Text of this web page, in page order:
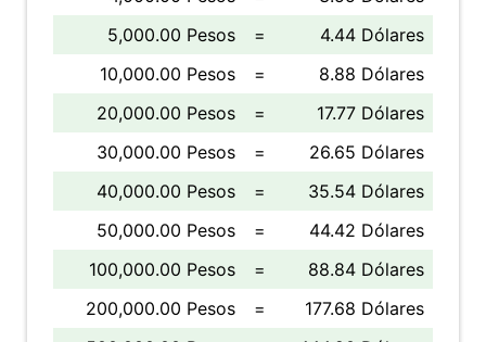
5,000.00 Pesos
=
4.44 Dólares
10,000.00 Pesos
=
8.88 Dólares
20,000.00 Pesos
=
17.77 Dólares
30,000.00 Pesos
=
26.65 Dólares
40,000.00 Pesos
=
35.54 Dólares
50,000.00 Pesos
=
44.42 Dólares
100,000.00 Pesos
=
88.84 Dólares
200,000.00 Pesos
=
177.68 Dólares